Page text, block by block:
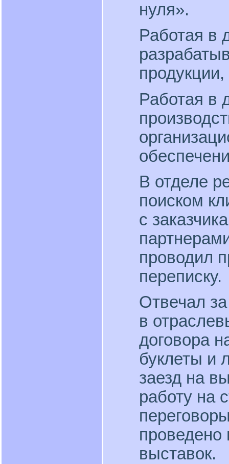
нуля».
Работая в
Работая в
В отделе
поиском
с
проводил
переписку.
Отвечал
в
договора
буклеты и
заезд на
работу на
проведено
выставок.